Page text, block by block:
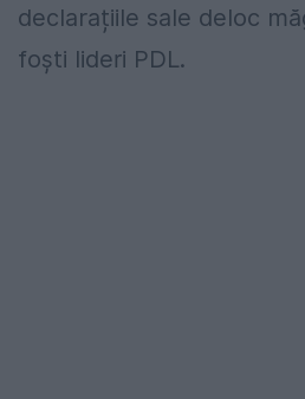
declarațiile sale deloc
foști lideri PDL.